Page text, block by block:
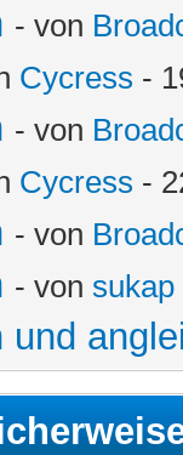
- von
Cycress -
- von
Cycress -
- von
- von sukap
und